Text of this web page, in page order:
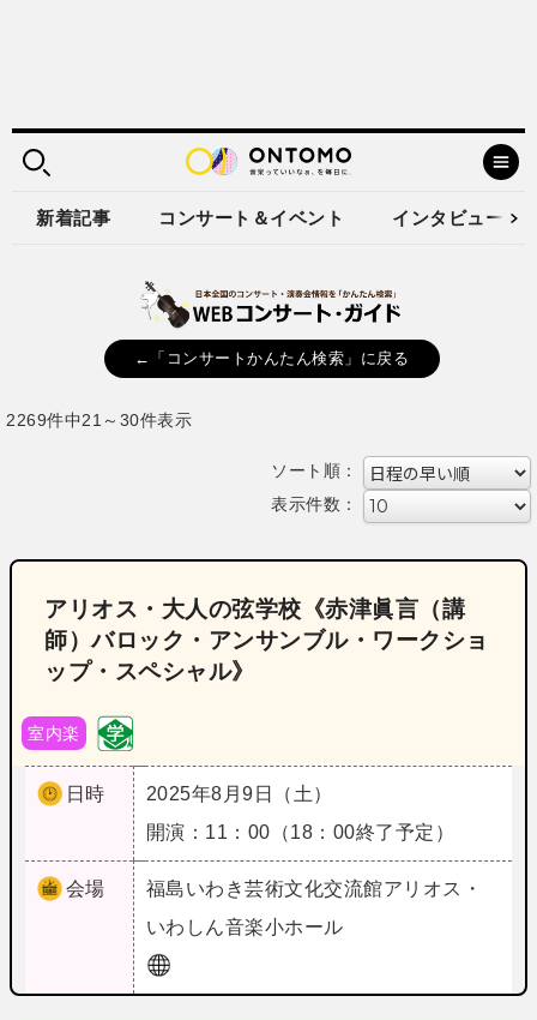
新着記事 コンサート＆イベント インタビュー
←「コンサートかんたん検索」に戻る
2269件中21～30件表示
ソート順：
表示件数：
アリオス・大人の弦学校《赤津眞言（講
師）バロック・アンサンブル・ワークショ
ップ・スペシャル》
室内楽
日時
2025年8月9日（土）
開演：11：00（18：00終了予定）
会場 福島いわき芸術文化交流館アリオス・
いわしん音楽小ホール